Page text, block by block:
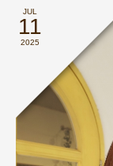
JUL
11
2025